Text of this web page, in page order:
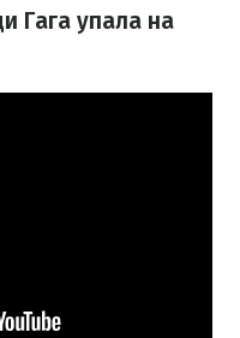
Гага упала на